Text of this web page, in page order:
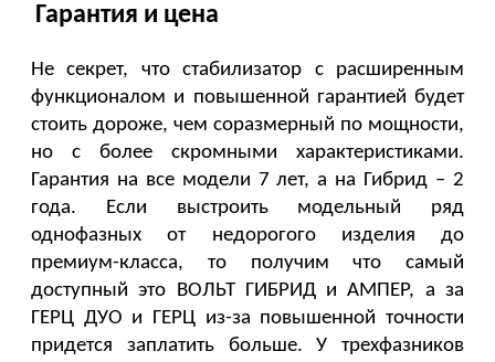
Гарантия и цена
Не секрет, что стабилизатор с расширенным
функционалом и повышенной гарантией будет
стоить дороже, чем соразмерный по мощности,
но с более скромными характеристиками.
Гарантия на все модели 7 лет, а на Гибрид – 2
года. Если выстроить модельный ряд
однофазных от недорогого изделия до
премиум-класса, то получим что самый
доступный это ВОЛЬТ ГИБРИД и АМПЕР, а за
ГЕРЦ ДУО и ГЕРЦ из-за повышенной точности
придется заплатить больше. У трехфазников